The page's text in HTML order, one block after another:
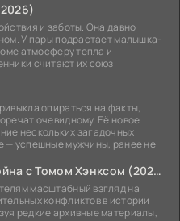
и заботы. Она давно
У пары подрастает малышка-
атмосферу тепла и
считают их союз
опираться на факты,
очевидному. Её новое
нескольких загадочных
— успешные мужчины, ранее не
Вторая мировая война с Томом Хэнксом (2026)
масштабный взгляд на
конфликтов в истории
редкие архивные материалы,